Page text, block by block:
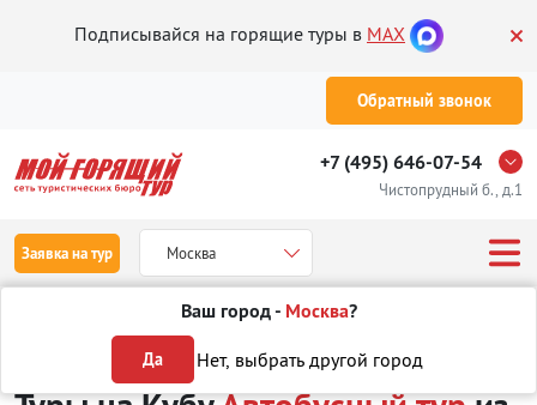
Подписывайся на горящие туры в MAX
Обратный звонок
+7 (495) 646-07-54
Чистопрудный б., д.1
Заявка на тур Москва
Ваш город - Москва?
Да Нет, выбрать другой город
Отдых на Кубе Автобусный тур